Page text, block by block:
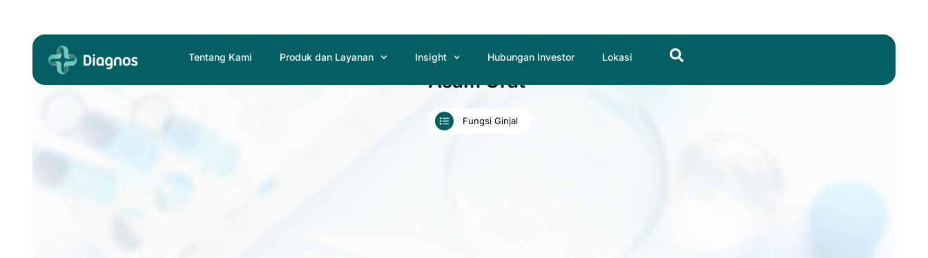
content
Tentang Kami Produk dan Layanan Insight Hubungan Investor Lokasi
Asam Urat
Fungsi Ginjal